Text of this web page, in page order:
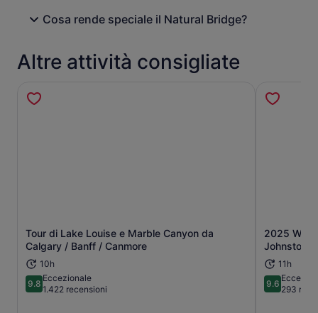
Cosa rende speciale il Natural Bridge?
Altre attività consigliate
Tour di Lake Louise e Marble Canyon da
Calgary / Banff / Canmore
10h
9.89.8 su 10
Eccezionale
1.422 recensioni
Apertura in una nuova scheda
2025
Johnston
11h
9.69.6 su 10
293